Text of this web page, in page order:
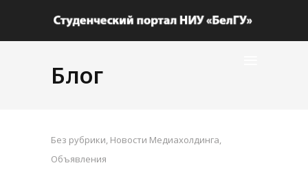
Блог
Без рубрики, Новости Медиахолдинга,
Объявления